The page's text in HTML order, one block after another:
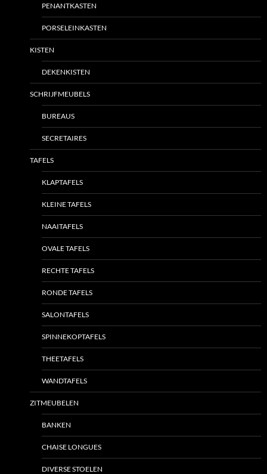
PENANTKASTEN
PORSELEINKASTEN
KISTEN
DEKENKISTEN
SCHRIJFMEUBELS
BUREAUS
SECRETAIRES
TAFELS
KLAPTAFELS
KLEINE TAFELS
NAAITAFELS
OVALE TAFELS
RECHTE TAFELS
RONDE TAFELS
SALONTAFELS
SPINNEKOPTAFELS
THEETAFELS
WANDTAFELS
ZITMEUBELEN
BANKEN
CHAISE LONGUES
DIVERSE STOELEN